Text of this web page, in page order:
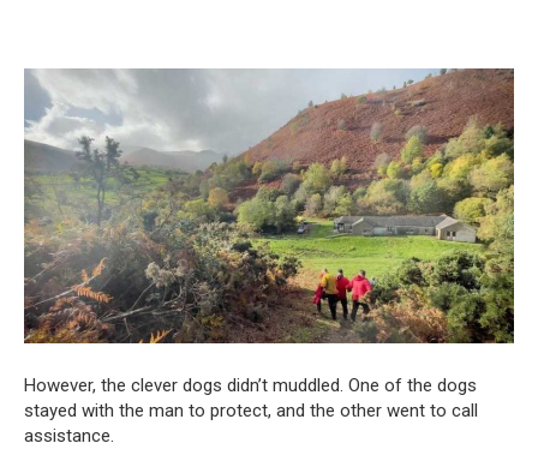
However, the clever dogs didn’t muddled. One of the dogs
stayed with the man to protect, and the other went to call
assistance.